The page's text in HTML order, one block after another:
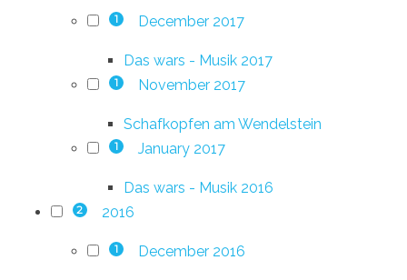
1 December 2017
Das wars - Musik 2017
1 November 2017
Schafkopfen am Wendelstein
1 January 2017
Das wars - Musik 2016
2 2016
1 December 2016